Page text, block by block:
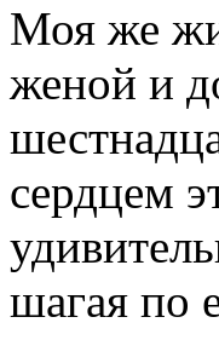
Моя же
женой и
сердцем
шагая по